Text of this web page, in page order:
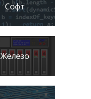
Софт
Железо